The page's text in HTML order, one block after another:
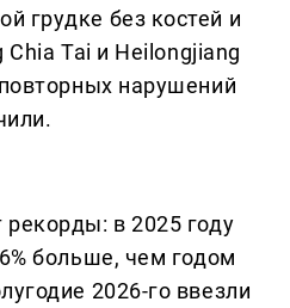
грудке без костей и
Tai и Heilongjiang
нарушений
в 2025 году
больше, чем годом
2026-го ввезли